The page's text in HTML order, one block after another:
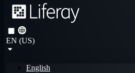
EN (US)
English